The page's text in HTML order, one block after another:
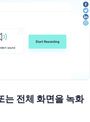
전체 화면을 녹화